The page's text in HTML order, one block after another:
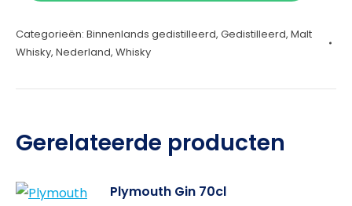
jaar
70cl
aantal
Categorieën: Binnenlands gedistilleerd, Gedistilleerd, Malt
Whisky, Nederland, Whisky
Gerelateerde producten
Plymouth Gin 70cl